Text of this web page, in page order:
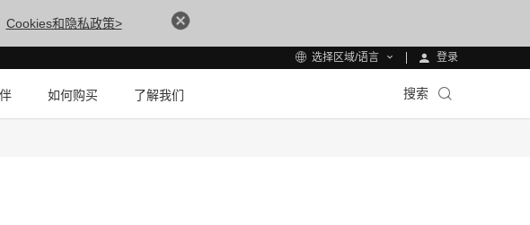
Cookies和隐私政策>
选择区域/语言 登录
如何购买 了解我们 搜索